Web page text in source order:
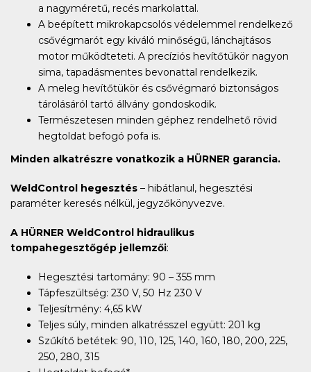
a nagyméretű, recés markolattal.
A beépített mikrokapcsolós védelemmel rendelkező
csővégmarót egy kiváló minőségű, lánchajtásos
motor működteteti. A precíziós hevítőtükör nagyon
sima, tapadásmentes bevonattal rendelkezik.
A meleg hevítőtükör és csővégmaró biztonságos
tárolásáról tartó állvány gondoskodik.
Természetesen minden géphez rendelhető rövid
hegtoldat befogó pofa is.
Minden alkatrészre vonatkozik a HÜRNER garancia.
WeldControl hegesztés – hibátlanul, hegesztési
paraméter keresés nélkül, jegyzőkönyvezve.
A HÜRNER WeldControl hidraulikus
tompahegesztőgép jellemzői:
Hegesztési tartomány: 90 – 355 mm
Tápfeszültség: 230 V, 50 Hz 230 V
Teljesítmény: 4,65 kW
Teljes súly, minden alkatrésszel együtt: 201 kg
Szűkítő betétek: 90, 110, 125, 140, 160, 180, 200, 225,
250, 280, 315